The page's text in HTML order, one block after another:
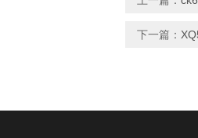
下一篇：